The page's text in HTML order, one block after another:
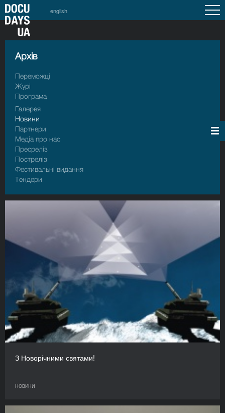
english
Архiв
Переможці
Журі
Програма
Галерея
Новини
Партнери
Медіа про нас
Пресрелiз
Пострелiз
Фестивальні видання
Тендери
З Новорічними святами!
НОВИНИ